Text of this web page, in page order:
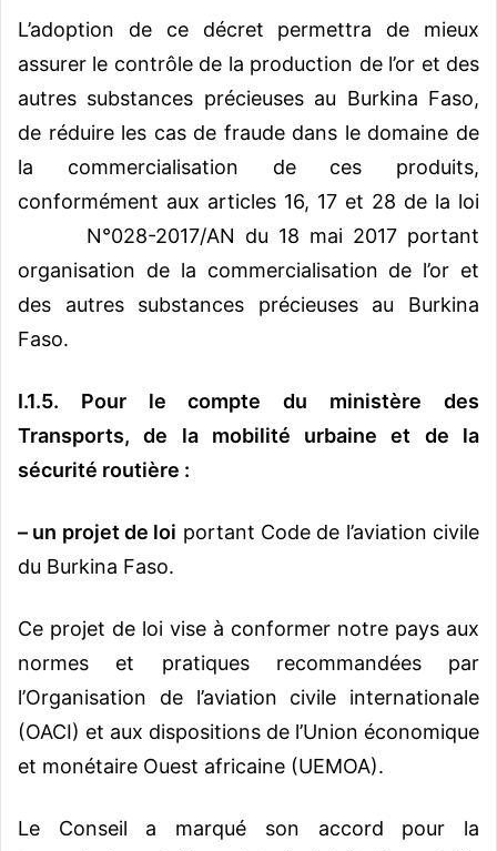
L’adoption de ce décret permettra de mieux
assurer le contrôle de la production de l’or et des
autres substances précieuses au Burkina Faso,
de réduire les cas de fraude dans le domaine de
la commercialisation de ces produits,
conformément aux articles 16, 17 et 28 de la loi
N°028-2017/AN du 18 mai 2017 portant
organisation de la commercialisation de l’or et
des autres substances précieuses au Burkina
Faso.
I.1.5. Pour le compte du ministère des
Transports, de la mobilité urbaine et de la
sécurité routière :
– un projet de loi portant Code de l’aviation civile
du Burkina Faso.
Ce projet de loi vise à conformer notre pays aux
normes et pratiques recommandées par
l’Organisation de l’aviation civile internationale
(OACI) et aux dispositions de l’Union économique
et monétaire Ouest africaine (UEMOA).
Le Conseil a marqué son accord pour la